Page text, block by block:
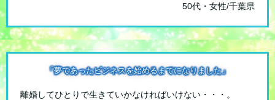
50代・女性/千葉県
「夢であったビジネスを始めるまでになりました」
離婚してひとりで生きていかなければいけない・・・。